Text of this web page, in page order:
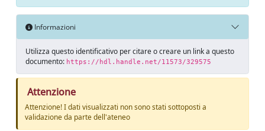
Informazioni
Utilizza questo identificativo per citare o creare un link a questo
documento: https://hdl.handle.net/11573/329575
Attenzione
Attenzione! I dati visualizzati non sono stati sottoposti a
validazione da parte dell'ateneo